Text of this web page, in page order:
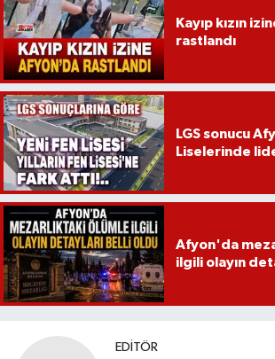
Kayıp kızın
rastlandı
LGS sonucu
Liselerinde
Afyon'da
ilgili olayın
EDITÖR